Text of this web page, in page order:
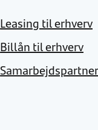
Leasing til erhverv
Billån til erhverv